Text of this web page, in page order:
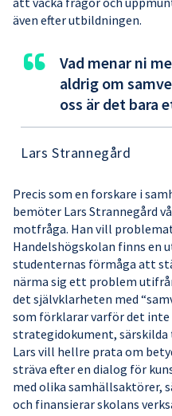
även efter utbildningen.
“
Vad menar ni
aldrig om
oss är det bara
Lars Strannegård
Precis som en forskare i
bemöter Lars Strannegård
motfråga. Han vill
Handelshögskolan finns en
studenternas förmåga att
närma sig ett problem
det självklarheten med
som förklarar varför det
strategidokument, särskilda
Lars vill hellre prata om
sträva efter en dialog för
med olika samhällsaktörer,
och finansierar skolans